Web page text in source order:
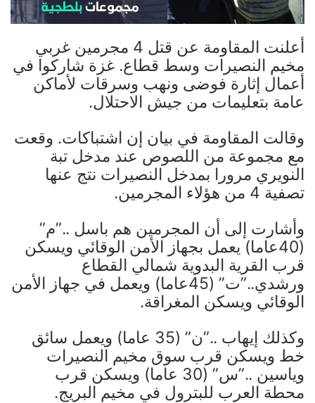
أعلنت المقاومة عن قتل 4 مجرمين غربي
مخيم النصيرات وسط قطاع. غزة شاركوا في
أعمال إثارة فوضى ونهب وسرقات لأماكن
عامة بتعليمات من جيش الاحتلال.
وقالت المقاومة في بيان إن اشتباكات. وقعت
مع مجموعة من اللصوص عند مدخل تبة
النويري مرورا بمدخل النصيرات نتج عنها
تصفية 4 من هؤلاء المجرمين.
وأشارت إلى أن المجرمين هم باسل ..”م”
(40عاما) يعمل بجهاز الأمن الوقائي ويسكن
قرب القرية البدوية شمالي القطاع
ورشدي..”ت” (45عاما) ويعمل في جهاز الأمن
الوقائي ويسكن المغراقة.
وكذلك إيهاب ..”ن” (35 عاما) ويعمل سائق
خط ويسكن قرب سوق مخيم النصيرات
وياسين ..”س” (30 عاما) ويسكن قرب
محطة العرب للبترول في مخيم البريج.